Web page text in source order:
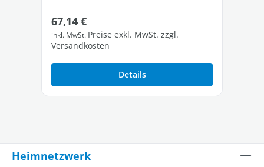
Regulärer Preis:
67,14 €
inkl. MwSt. Preise exkl. MwSt. zzgl.
Versandkosten
Details
Heimnetzwerk